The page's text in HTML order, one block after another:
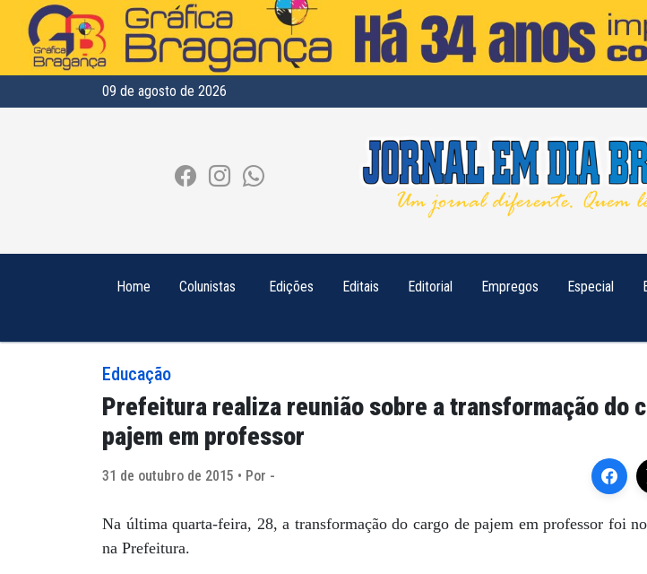
09 de agosto de 2026
Home Colunistas Edições Editais Editorial Empregos Especial
Educação
Prefeitura realiza reunião sobre a transformação do
pajem em professor
31 de outubro de 2015 • Por -
Na última quarta-feira, 28, a transformação do cargo de pajem em professor foi
na Prefeitura.